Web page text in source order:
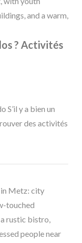
? Activités
S’il y a bien un
des activités